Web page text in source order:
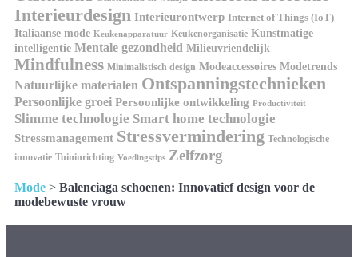
Interieurdesign Interieurontwerp Internet of Things (IoT)
Italiaanse mode Keukenapparatuur Keukenorganisatie Kunstmatige
intelligentie Mentale gezondheid Milieuvriendelijk
Mindfulness Minimalistisch design Modeaccessoires Modetrends
Natuurlijke materialen Ontspanningstechnieken
Persoonlijke groei Persoonlijke ontwikkeling Productiviteit
Slimme technologie Smart home technologie
Stressmanagement Stressvermindering Technologische
innovatie Tuininrichting Voedingstips Zelfzorg
Mode > Balenciaga schoenen: Innovatief design voor de
modebewuste vrouw